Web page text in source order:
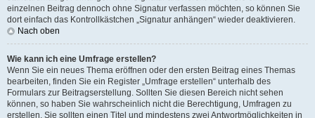
einzelnen Beitrag dennoch ohne Signatur verfassen möchten, so können Sie
dort einfach das Kontrollkästchen „Signatur anhängen“ wieder deaktivieren.
Nach oben
Wie kann ich eine Umfrage erstellen?
Wenn Sie ein neues Thema eröffnen oder den ersten Beitrag eines Themas
bearbeiten, finden Sie ein Register „Umfrage erstellen“ unterhalb des
Formulars zur Beitragserstellung. Sollten Sie diesen Bereich nicht sehen
können, so haben Sie wahrscheinlich nicht die Berechtigung, Umfragen zu
erstellen. Sie sollten einen Titel und mindestens zwei Antwortmöglichkeiten in